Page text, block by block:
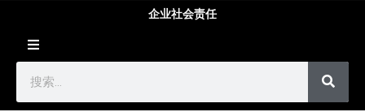
企业社会责任